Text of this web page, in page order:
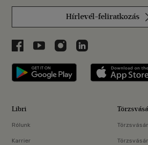
Hírlevél-feliratkozás
Libri a Facebookon
Libri a Youtube-on
Libri az Instagramon
Libri a LinkedInen
Libri applikáció
Libri
Rólunk
Karrier